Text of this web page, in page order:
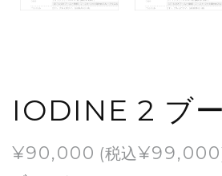
IODINE 2 ブ
¥90,000 (税込¥99,000